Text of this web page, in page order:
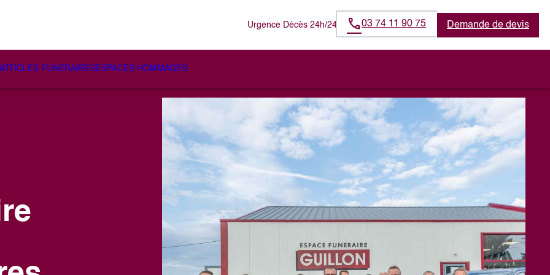
Urgence Décès 24h/24 03 74 11 90 75 Demande de devis
FUNERAIRESESPACES HOMMAGES